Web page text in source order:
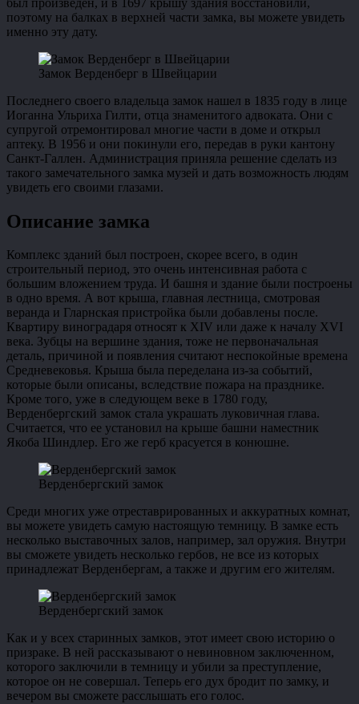
поэтому на балках в верхней части замка, вы можете увидеть
именно эту дату.
Замок Верденберг в Швейцарии
Последнего своего владельца замок нашел в 1835 году в лице
Иоганна Ульриха Гилти, отца знаменитого адвоката. Они с
супругой отремонтировал многие части в доме и открыл
аптеку. В 1956 и они покинули его, передав в руки кантону
Санкт-Галлен. Администрация приняла решение сделать из
такого замечательного замка музей и дать возможность людям
увидеть его своими глазами.
Описание замка
Комплекс зданий был построен, скорее всего, в один
строительный период, это очень интенсивная работа с
большим вложением труда. И башня и здание были построены
в одно время. А вот крыша, главная лестница, смотровая
веранда и Гларнская пристройка были добавлены после.
Квартиру виноградаря относят к XIV или даже к началу XVI
века. Зубцы на вершине здания, тоже не первоначальная
деталь, причиной и появления считают неспокойные времена
Средневековья. Крыша была переделана из-за событий,
которые были описаны, вследствие пожара на празднике.
Кроме того, уже в следующем веке в 1780 году,
Верденбергский замок стала украшать луковичная глава.
Считается, что ее установил на крыше башни наместник
Якоба Шиндлер. Его же герб красуется в конюшне.
Верденбергский замок
Среди многих уже отреставрированных и аккуратных комнат,
вы можете увидеть самую настоящую темницу. В замке есть
несколько выставочных залов, например, зал оружия. Внутри
вы сможете увидеть несколько гербов, не все из которых
принадлежат Верденбергам, а также и другим его жителям.
Верденбергский замок
Как и у всех старинных замков, этот имеет свою историю о
призраке. В ней рассказывают о невиновном заключенном,
которого заключили в темницу и убили за преступление,
которое он не совершал. Теперь его дух бродит по замку, и
вечером вы сможете расслышать его голос.